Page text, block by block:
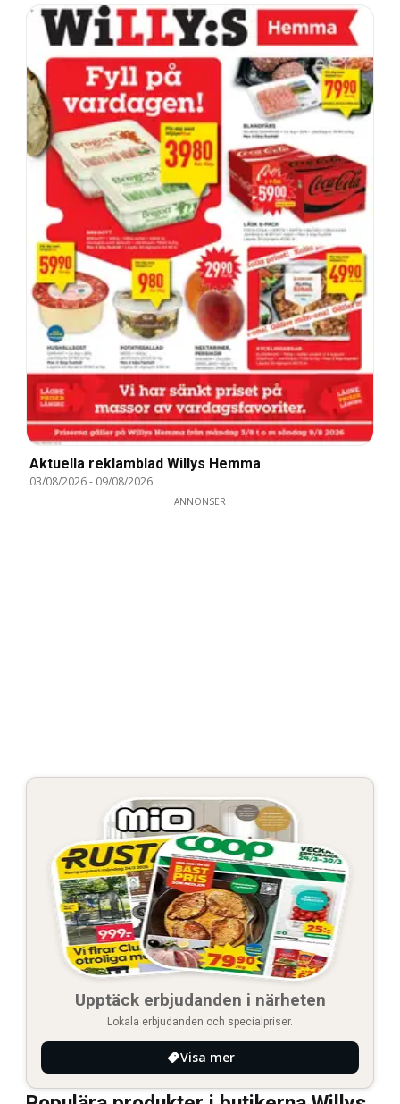
Aktuella reklamblad Willys Hemma
03/08/2026- 09/08/2026
ANNONSER
Upptäck erbjudanden i närheten
Lokala erbjudanden och specialpriser.
Visa mer